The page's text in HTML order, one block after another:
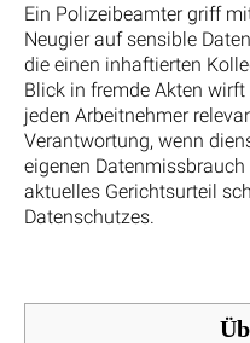
Ein Polizeibeamter griff
Neugier auf sensible
die einen inhaftierten
Blick in fremde Akten
jeden Arbeitnehmer
Verantwortung, wenn
eigenen
aktuelles Gerichtsurteil
Datenschutzes.